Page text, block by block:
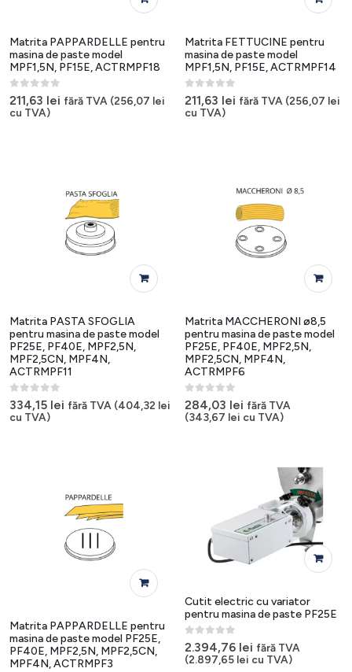
Matrita PAPPARDELLE pentru
masina de paste model
MPF1,5N, PF15E, ACTRMPF18
0out of 5
211,63 lei fără TVA (256,07 lei
cu TVA)
Matrita FETTUCINE pentru
masina de paste model
MPF1,5N, PF15E, ACTRMPF14
0out of 5
211,63 lei fără TVA (256,07 lei
cu TVA)
Matrita PASTA SFOGLIA
pentru masina de paste model
PF25E, PF40E, MPF2,5N,
MPF2,5CN, MPF4N,
ACTRMPF11
0out of 5
334,15 lei fără TVA (404,32 lei
cu TVA)
Matrita MACCHERONI ø8,5
pentru masina de paste model
PF25E, PF40E, MPF2,5N,
MPF2,5CN, MPF4N,
ACTRMPF6
0out of 5
284,03 lei fără TVA
(343,67 lei cu TVA)
Matrita PAPPARDELLE pentru
masina de paste model PF25E,
PF40E, MPF2,5N, MPF2,5CN,
MPF4N, ACTRMPF3
Cutit electric cu variator
pentru masina de paste PF25E
0out of 5
2.394,76 lei fără TVA
(2.897,65 lei cu TVA)